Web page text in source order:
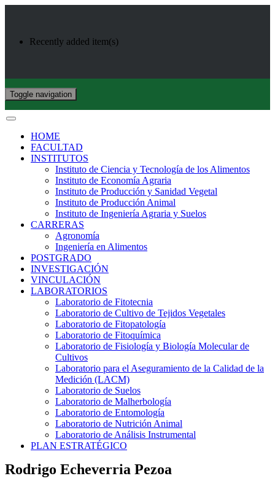
Recently added item(s)
Toggle navigation
HOME
FACULTAD
INSTITUTOS
Instituto de Ciencia y Tecnología de los Alimentos
Instituto de Economía Agraria
Instituto de Producción y Sanidad Vegetal
Instituto de Producción Animal
Instituto de Ingeniería Agraria y Suelos
CARRERAS
Agronomía
Ingeniería en Alimentos
POSTGRADO
INVESTIGACIÓN
VINCULACIÓN
LABORATORIOS
Laboratorio de Fitotecnia
Laboratorio de Cultivo de Tejidos Vegetales
Laboratorio de Fitopatología
Laboratorio de Fitoquímica
Laboratorio de Fisiología y Biología Molecular de
Cultivos
Laboratorio para el Aseguramiento de la Calidad de la
Medición (LACM)
Laboratorio de Suelos
Laboratorio de Malherbología
Laboratorio de Entomología
Laboratorio de Nutrición Animal
Laboratorio de Análisis Instrumental
PLAN ESTRATÉGICO
Rodrigo Echeverria Pezoa